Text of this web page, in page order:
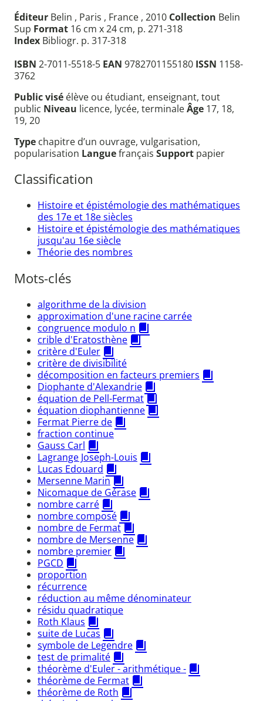
Éditeur Belin , Paris , France , 2010 Collection Belin
Sup Format 16 cm x 24 cm, p. 271-318
Index Bibliogr. p. 317-318
ISBN 2-7011-5518-5 EAN 9782701155180 ISSN 1158-
3762
Public visé élève ou étudiant, enseignant, tout
public Niveau licence, lycée, terminaleÂge 17, 18,
19, 20
Type chapitre d’un ouvrage, vulgarisation,
popularisation Languefrançais Support papier
Classification
Histoire et épistémologie des mathématiques
des 17e et 18e siècles
Histoire et épistémologie des mathématiques
jusqu'au 16e siècle
Théorie des nombres
Mots-clés
algorithme de la division
approximation d'une racine carrée
congruence modulo n
crible d'Eratosthène
critère d'Euler
critère de divisibilité
décomposition en facteurs premiers
Diophante d'Alexandrie
équation de Pell-Fermat
équation diophantienne
Fermat Pierre de
fraction continue
Gauss Carl
Lagrange Joseph-Louis
Lucas Edouard
Mersenne Marin
Nicomaque de Gérase
nombre carré
nombre composé
nombre de Fermat
nombre de Mersenne
nombre premier
PGCD
proportion
récurrence
réduction au même dénominateur
résidu quadratique
Roth Klaus
suite de Lucas
symbole de Legendre
test de primalité
théorème d'Euler - arithmétique -
théorème de Fermat
théorème de Roth